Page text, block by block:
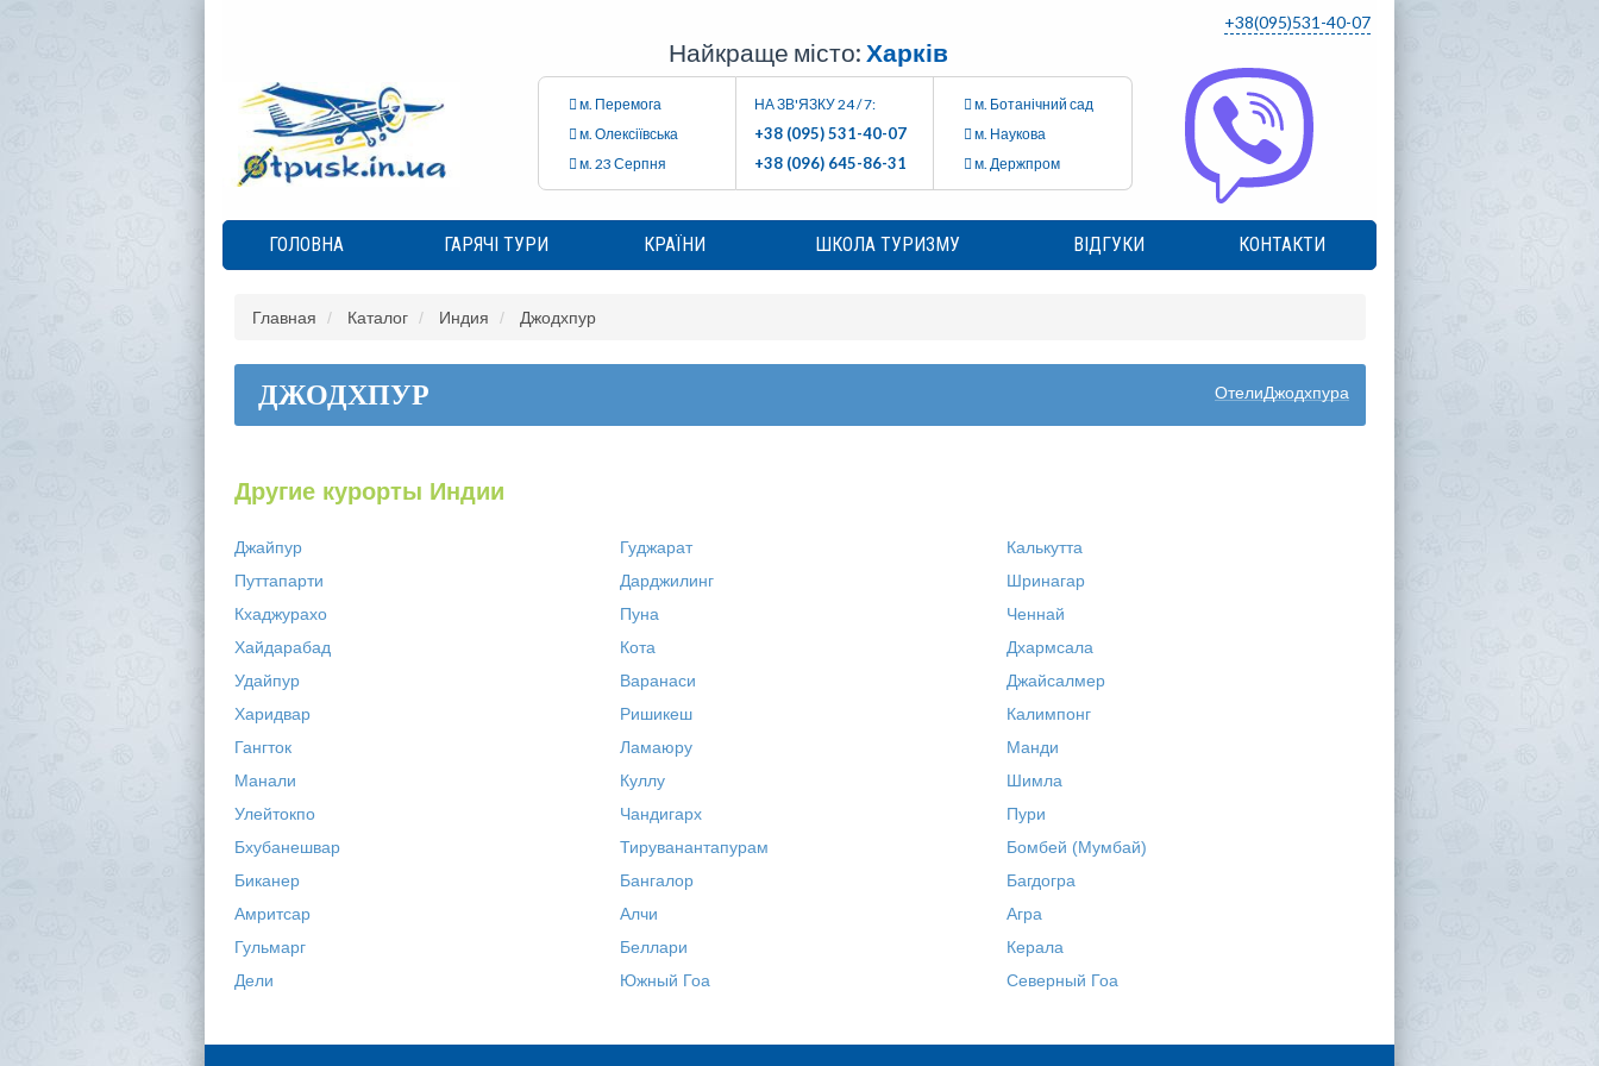
+38(095)531-40-07
Найкраще місто: Харків
м. Перемога
м. Олексіївська
м. 23 Серпня
НА ЗВ'ЯЗКУ 24 / 7:
+38 (095) 531-40-07
+38 (096) 645-86-31
м. Ботанічний сад
м. Наукова
м. Держпром
ГОЛОВНА ГАРЯЧІ ТУРИ КРАЇНИ ШКОЛА ТУРИЗМУ ВІДГУКИ КОНТАКТИ
Главная Каталог Индия Джодхпур
ДЖОДХПУР ОтелиДжодхпура
Другие курорты Индии
Джайпур Гуджарат
Калькутта
Путтапарти
Дарджилинг
Шринагар
Кхаджурахо
Пуна
Ченнай
Хайдарабад
Кота
Дхармсала
Удайпур
Варанаси
Джайсалмер
Харидвар
Ришикеш
Калимпонг
Гангток
Ламаюру
Манди
Манали
Куллу
Шимла
Улейтокпо
Чандигарх
Пури
Бхубанешвар
Тируванантапурам
Бомбей (Мумбай)
Биканер
Бангалор
Багдогра
Амритсар
Алчи
Агра
Гульмарг
Беллари
Керала
Дели
Южный Гоа Северный Гоа